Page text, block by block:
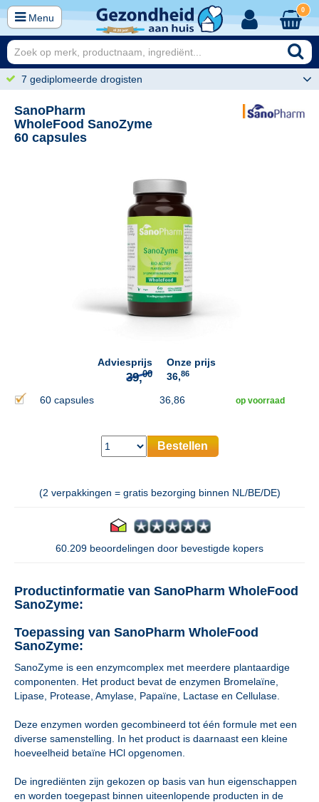
Menu
0
7 gediplomeerde drogisten
SanoPharm
WholeFood SanoZyme
60 capsules
Adviesprijs
39,00
Onze prijs
36,86
60 capsules 36,86 op voorraad
Bestellen
(2 verpakkingen = gratis bezorging binnen NL/BE/DE)
60.209 beoordelingen door bevestigde kopers
Productinformatie van SanoPharm WholeFood
SanoZyme:
Toepassing van SanoPharm WholeFood
SanoZyme:
SanoZyme is een enzymcomplex met meerdere plantaardige
componenten. Het product bevat de enzymen Bromelaïne,
Lipase, Protease, Amylase, Papaïne, Lactase en Cellulase.
Deze enzymen worden gecombineerd tot één formule met een
diverse samenstelling. In het product is daarnaast een kleine
hoeveelheid betaïne HCl opgenomen.
De ingrediënten zijn gekozen op basis van hun eigenschappen
en worden toegepast binnen uiteenlopende producten in de